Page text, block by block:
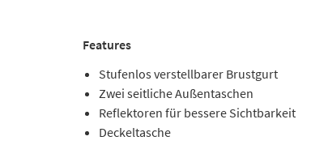
Features
Stufenlos verstellbarer Brustgurt
Zwei seitliche Außentaschen
Reflektoren für bessere Sichtbarkeit
Deckeltasche